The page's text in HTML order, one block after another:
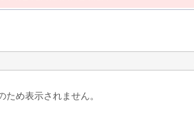
お盆ダイヤのお知らせ
め表示されません。